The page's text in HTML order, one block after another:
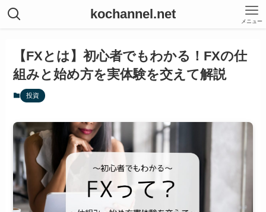
kochannel.net メニュー
【FXとは】初心者でもわかる！FXの仕
組みと始め方を実体験を交えて解説
投資